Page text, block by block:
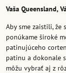
Vaša Queensland,
Aby sme zaistili, že
ponúkame široké
patinujúceho
patinu a dokonale
môžu vybrať aj z